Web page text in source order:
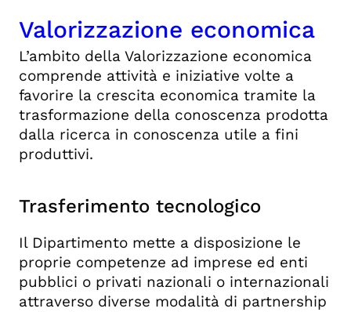
Valorizzazione economica
L’ambito della Valorizzazione economica
comprende attività e iniziative volte a
favorire la crescita economica tramite la
trasformazione della conoscenza prodotta
dalla ricerca in conoscenza utile a fini
produttivi.
Trasferimento tecnologico
Il Dipartimento mette a disposizione le
proprie competenze ad imprese ed enti
pubblici o privati nazionali o internazionali
attraverso diverse modalità di partnership